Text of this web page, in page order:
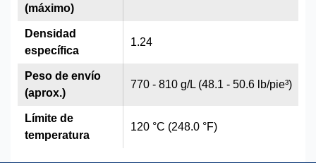
1.24
770 - 810 g/L (48.1 - 50.6 lb/pie³)
120 °C (248.0 °F)
(máximo)
Densidad
específica
Peso de envío
(aprox.)
Límite de
temperatura